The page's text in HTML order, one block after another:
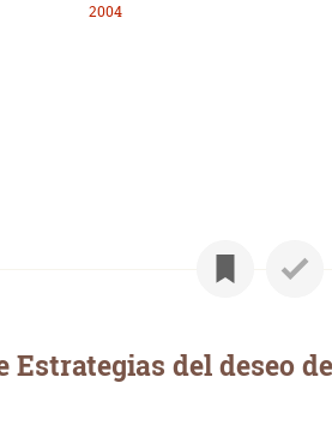
2004
Estrategias del deseo